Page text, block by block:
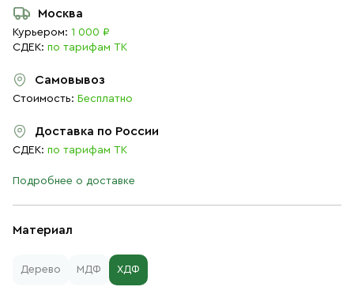
Материал
Дерево МДФ ХДФ
Москва
Курьером: 1 000 ₽
СДЕК: по тарифам ТК
Самовывоз
Стоимость: Бесплатно
Доставка по России
СДЕК: по тарифам ТК
Подробнее о доставке